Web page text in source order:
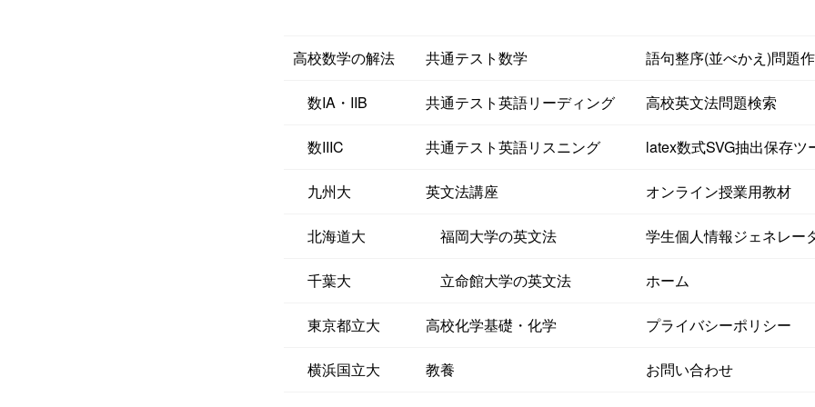
高校数学の解法
数IA・IIB
数IIIC
九州大
北海道大
千葉大
東京都立大
横浜国立大
共通テスト数学
共通テスト英語リーディング
共通テスト英語リスニング
英文法講座
福岡大学の英文法
立命館大学の英文法
高校化学基礎・化学
教養
語句整序(並べかえ)問題
高校英文法問題検索
latex数式SVG抽出保存ツ
オンライン授業用教材
学生個人情報ジェネレー
ホーム
プライバシーポリシー
お問い合わせ